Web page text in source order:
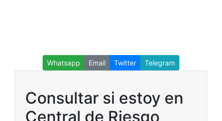
Whatsapp Email Twitter Telegram
Consultar si estoy en
Central de Riesgo